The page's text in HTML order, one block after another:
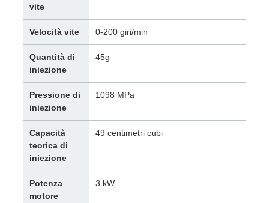
vite
Velocità vite 0-200 giri/min
Quantità di
iniezione
45g
Pressione di
iniezione
1098 MPa
Capacità
teorica di
iniezione
49 centimetri cubi
Potenza
motore
3 kW